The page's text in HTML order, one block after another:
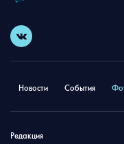
Новости События
Редакция